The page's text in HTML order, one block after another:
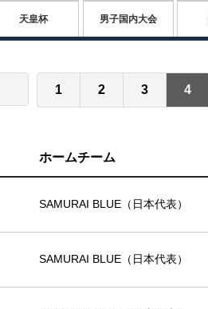
天皇杯 男子国内大会
1 2 3 4
ホームチーム
SAMURAI BLUE（日本代表）
SAMURAI BLUE（日本代表）